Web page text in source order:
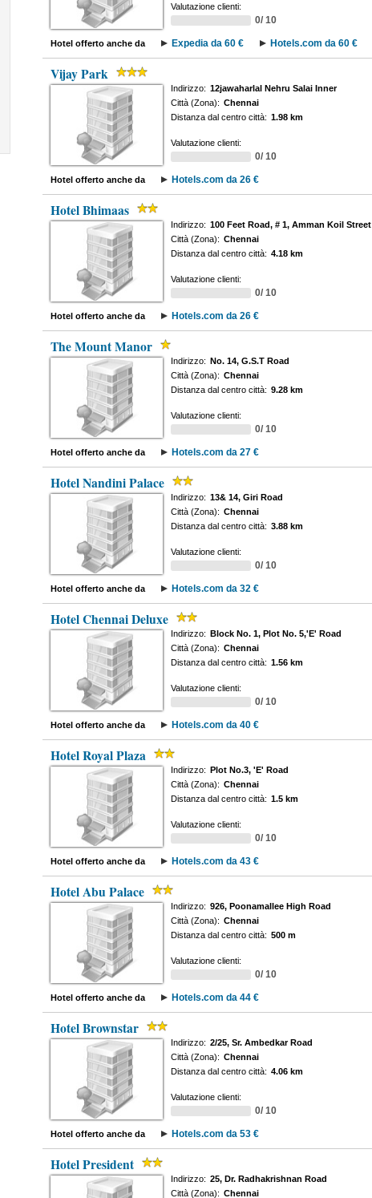
Valutazione clienti:
0/ 10
Hotel offerto anche da Expedia da 60 € Hotels.com da 60 €
Vijay Park
Indirizzo: 12jawaharlal Nehru Salai Inner
Città (Zona): Chennai
Distanza dal centro città: 1.98 km
Valutazione clienti:
0/ 10
Hotel offerto anche da Hotels.com da 26 €
Hotel Bhimaas
Indirizzo: 100 Feet Road, # 1, Amman Koil Street
Città (Zona): Chennai
Distanza dal centro città: 4.18 km
Valutazione clienti:
0/ 10
Hotel offerto anche da Hotels.com da 26 €
The Mount Manor
Indirizzo: No. 14, G.S.T Road
Città (Zona): Chennai
Distanza dal centro città: 9.28 km
Valutazione clienti:
0/ 10
Hotel offerto anche da Hotels.com da 27 €
Hotel Nandini Palace
Indirizzo: 13& 14, Giri Road
Città (Zona): Chennai
Distanza dal centro città: 3.88 km
Valutazione clienti:
0/ 10
Hotel offerto anche da Hotels.com da 32 €
Hotel Chennai Deluxe
Indirizzo: Block No. 1, Plot No. 5,'E' Road
Città (Zona): Chennai
Distanza dal centro città: 1.56 km
Valutazione clienti:
0/ 10
Hotel offerto anche da Hotels.com da 40 €
Hotel Royal Plaza
Indirizzo: Plot No.3, 'E' Road
Città (Zona): Chennai
Distanza dal centro città: 1.5 km
Valutazione clienti:
0/ 10
Hotel offerto anche da Hotels.com da 43 €
Hotel Abu Palace
Indirizzo: 926, Poonamallee High Road
Città (Zona): Chennai
Distanza dal centro città: 500 m
Valutazione clienti:
0/ 10
Hotel offerto anche da Hotels.com da 44 €
Hotel Brownstar
Indirizzo: 2/25, Sr. Ambedkar Road
Città (Zona): Chennai
Distanza dal centro città: 4.06 km
Valutazione clienti:
0/ 10
Hotel offerto anche da Hotels.com da 53 €
Hotel President
Indirizzo: 25, Dr. Radhakrishnan Road
Città (Zona): Chennai